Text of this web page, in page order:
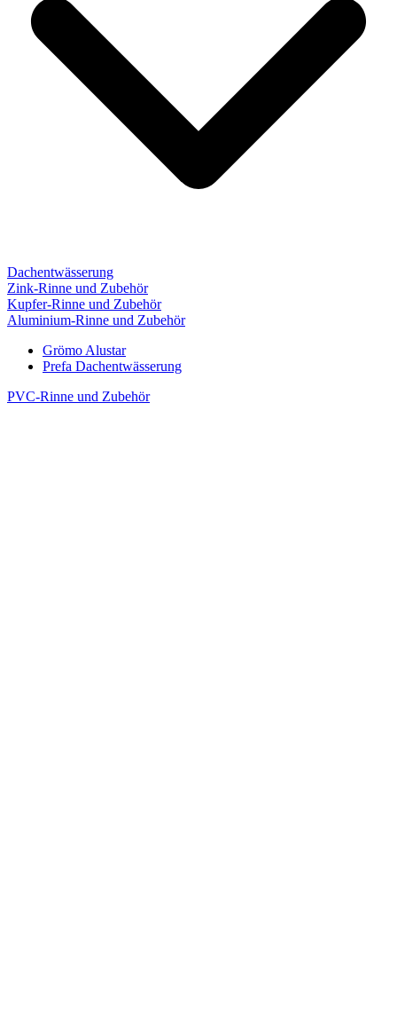
Dachentwässerung
Zink-Rinne und Zubehör
Kupfer-Rinne und Zubehör
Aluminium-Rinne und Zubehör
Grömo Alustar
Prefa Dachentwässerung
PVC-Rinne und Zubehör